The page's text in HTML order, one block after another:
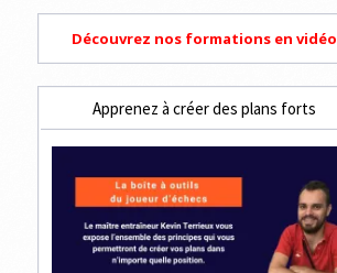
Découvrez nos formations en vidéo
Apprenez à créer des plans forts